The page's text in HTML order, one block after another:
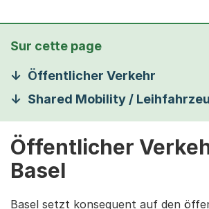
Sur cette page
Öffentlicher Verkehr
Shared Mobility /
Öffentlicher
Basel
Basel setzt konsequent auf den